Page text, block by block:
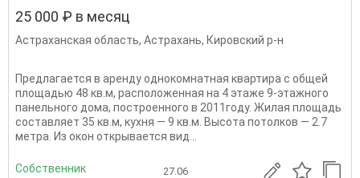
25 000 ₽ в месяц
Астраханская область, Астрахань, Кировский р-н
Предлагается в аренду однокомнатная квартира с общей
площадью 48 кв.м, расположенная на 4 этаже 9-этажного
панельного дома, построенного в 2011году. Жилая площадь
составляет 35 кв.м, кухня — 9 кв.м. Высота потолков — 2.7
метра. Из окон открывается вид...
Собственник 27.06